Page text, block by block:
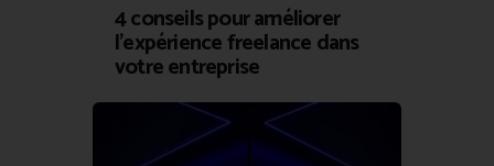
4 conseils pour améliorer
l’expérience freelance dans
votre entreprise